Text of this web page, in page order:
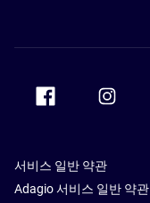
서비스 일반 약관
Adagio 서비스 일반 약관